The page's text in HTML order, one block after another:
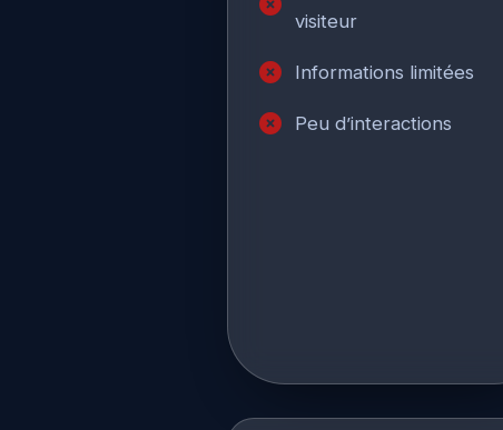
visiteur
Informations limitées
Peu d’interactions